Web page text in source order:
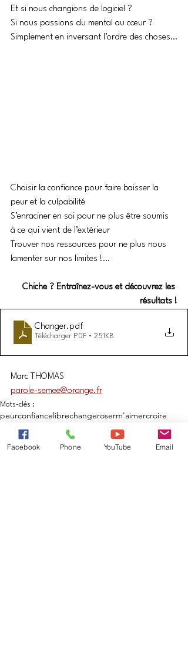
Et si nous changions de logiciel ?
Si nous passions du mental au cœur ?
Simplement en inversant l’ordre des choses…
Choisir la confiance pour faire baisser la
peur et la culpabilité
S’enraciner en soi pour ne plus être soumis
à ce qui vient de l’extérieur
Trouver nos ressources pour ne plus nous
lamenter sur nos limites !…
Chiche ? Entraînez-vous et découvrez les
résultats !
Changer.pdf
Télécharger PDF • 251KB
Marc THOMAS
parole-semee@orange.fr
Mots-clés :
peurconfiancelibrechangeroserm'aimercroire
Parole pour tous
Facebook Phone YouTube Email